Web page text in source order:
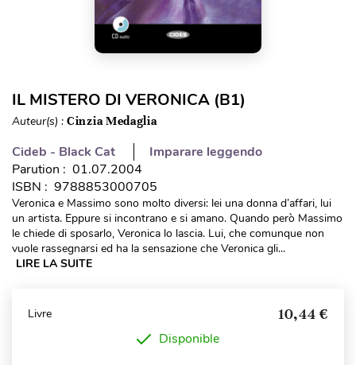
IL MISTERO DI VERONICA (B1)
Auteur(s) : Cinzia Medaglia
Cideb - Black Cat
Imparare leggendo
Parution : 01.07.2004
ISBN : 9788853000705
Veronica e Massimo sono molto diversi: lei una donna d’affari, lui
un artista. Eppure si incontrano e si amano. Quando però Massimo
le chiede di sposarlo, Veronica lo lascia. Lui, che comunque non
vuole rassegnarsi ed ha la sensazione che Veronica gli...
LIRE LA SUITE
Livre 10,44 €
Disponible